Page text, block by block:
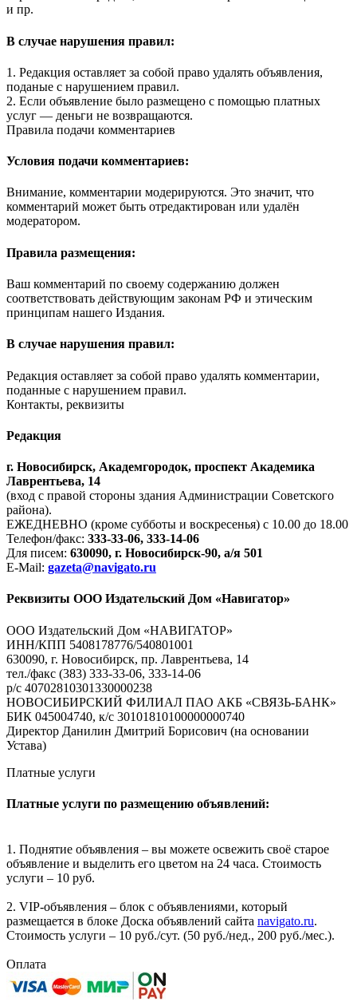
и пр.
В случае нарушения правил:
1. Редакция оставляет за собой право удалять объявления,
поданые с нарушением правил.
2. Если объявление было размещено с помощью платных
услуг — деньги не возвращаются.
Правила подачи комментариев
Условия подачи комментариев:
Внимание, комментарии модерируются. Это значит, что
комментарий может быть отредактирован или удалён
модератором.
Правила размещения:
Ваш комментарий по своему содержанию должен
соответствовать действующим законам РФ и этическим
принципам нашего Издания.
В случае нарушения правил:
Редакция оставляет за собой право удалять комментарии,
поданные с нарушением правил.
Контакты, реквизиты
Редакция
г. Новосибирск, Академгородок, проспект Академика
Лаврентьева, 14
(вход с правой стороны здания Администрации Советского
района).
ЕЖЕДНЕВНО (кроме субботы и воскресенья) с 10.00 до 18.00
Телефон/факс: 333-33-06, 333-14-06
Для писем: 630090, г. Новосибирск-90, а/я 501
E-Mail: gazeta@navigato.ru
Реквизиты ООО Издательский Дом «Навигатор»
ООО Издательский Дом «НАВИГАТОР»
ИНН/КПП 5408178776/540801001
630090, г. Новосибирск, пр. Лаврентьева, 14
тел./факс (383) 333-33-06, 333-14-06
р/с 40702810301330000238
НОВОСИБИРСКИЙ ФИЛИАЛ ПАО АКБ «СВЯЗЬ-БАНК»
БИК 045004740, к/с 30101810100000000740
Директор Данилин Дмитрий Борисович (на основании
Устава)
Платные услуги
Платные услуги по размещению объявлений:
1. Поднятие объявления – вы можете освежить своё старое
объявление и выделить его цветом на 24 часа. Стоимость
услуги – 10 руб.
2. VIP-объявления – блок с объявлениями, который
размещается в блоке Доска объявлений сайта navigato.ru.
Стоимость услуги – 10 руб./сут. (50 руб./нед., 200 руб./мес.).
Оплата